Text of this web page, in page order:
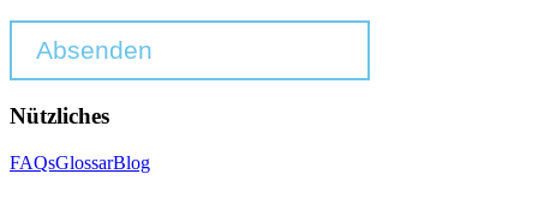
Absenden
Nützliches
FAQsGlossarBlog